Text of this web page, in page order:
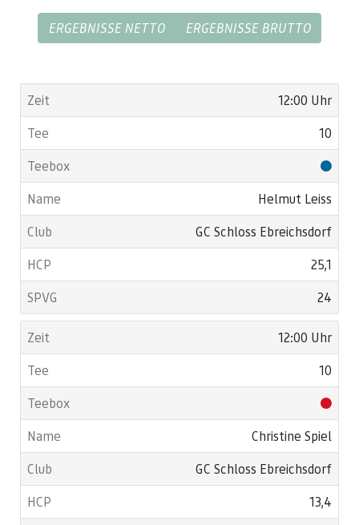
ERGEBNISSE NETTO ERGEBNISSE BRUTTO
12:00 Uhr
10
Helmut Leiss
GC Schloss Ebreichsdorf
25,1
24
12:00 Uhr
10
Christine Spiel
GC Schloss Ebreichsdorf
13,4